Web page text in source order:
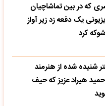
که در بین تماشاچیان
یک دفعه زد زیر آواز
کرد
شنیده شده از هنرمند
هیراد عزیز که حیف